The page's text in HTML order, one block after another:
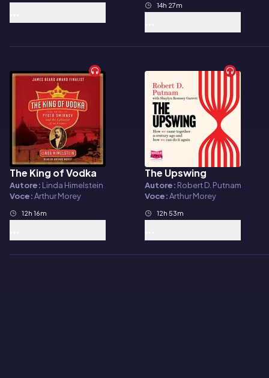
14h 27m
Audiolibro
The King of Vodka
Autore: Linda Himelstein
Voce:Arthur Morey
12h 16m
Audiolibro
The Upswing
Autore: Robert D. Putnam
Voce:Arthur Morey
12h 53m